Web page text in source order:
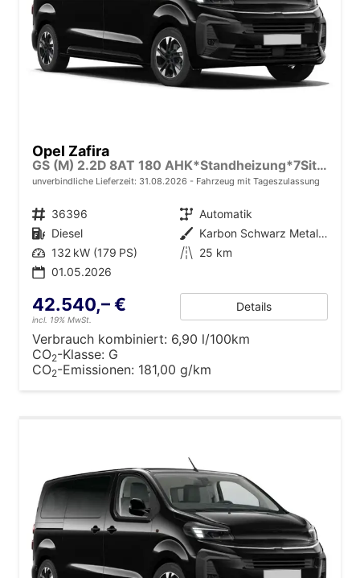
Opel Zafira
GS (M) 2.2D 8AT 180 AHK*Standheizung*7Sitzer*Leder*Android Auto*Navi*SHZ*Kamera
unverbindliche Lieferzeit: 31.08.2026 Fahrzeug mit Tageszulassung
Fahrzeugnr. 36396 Getriebe Automatik
Kraftstoff Diesel Außenfarbe
Karbon Schwarz Metallic
Leistung 132 kW (179 PS) Kilometerstand 25 km
01.05.2026
42.540,– €
incl. 19% MwSt.
Details
Verbrauch kombiniert: 6,90 l/100km
CO2-Klasse: G
CO2-Emissionen: 181,00 g/km